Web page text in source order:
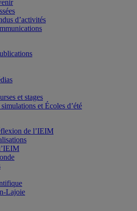
d’activités
et stages
et Écoles d’été
de l’IEIM
Lajoie